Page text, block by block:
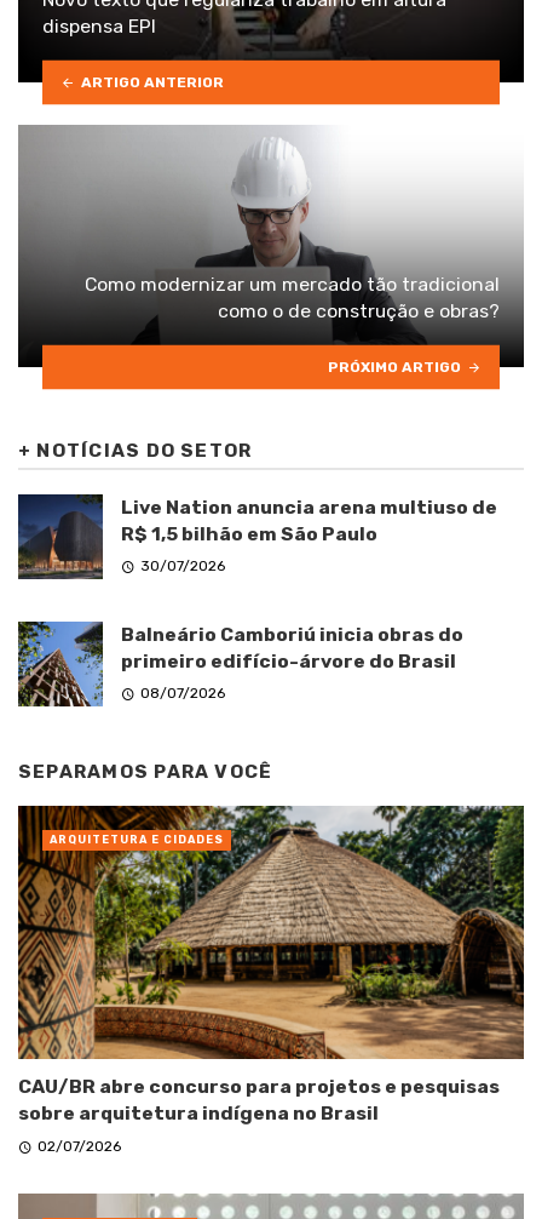
dispensa EPI
ARTIGO ANTERIOR
Como modernizar um mercado tão tradicional
como o de construção e obras?
PRÓXIMO ARTIGO
+ NOTÍCIAS DO SETOR
Live Nation anuncia arena multiuso de
R$ 1,5 bilhão em São Paulo
30/07/2026
Balneário Camboriú inicia obras do
primeiro edifício-árvore do Brasil
08/07/2026
SEPARAMOS PARA VOCÊ
CAU/BR abre concurso para projetos e pesquisas
sobre arquitetura indígena no Brasil
02/07/2026
ARQUITETURA E CIDADES